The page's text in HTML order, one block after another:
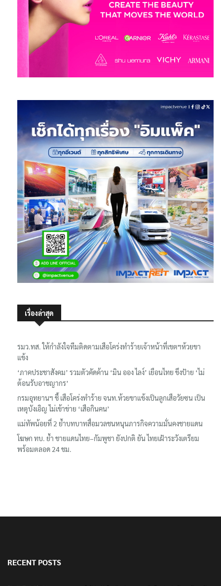
เรื่องล่าสุด
รมว.ทส. ให้กำลังใจทีมติดตามเสือโคร่งทำร้ายเจ้าหน้าที่เขตฯห้วยขา
แข้ง
‘ภาคประชาสังคม’ รวมตัวคัดค้าน ‘มิน ออง ไลง์’ เยือนไทย ขึงป้าย ‘ไม่
ต้อนรับอาชญากร’
กรมอุทยานฯ ชี้ เสือโคร่งทำร้าย จนท.ห้วยขาแข้งเป็นลูกเสือวัยซน เป็น
เหตุบังเอิญ ไม่เข้าข่าย ‘เสือกินคน’
แม่ทัพน้อยที่ 2 ย้ำบทบาทสื่อมวลชนหนุนภารกิจความมั่นคงชายแดน
โฆษก ทบ. ย้ำ ชายแดนไทย–กัมพูชา ยังปกติ ยัน ไทยเฝ้าระวังเตรียม
พร้อมตลอด 24 ชม.
RECENT POSTS